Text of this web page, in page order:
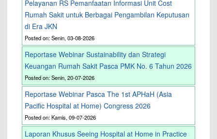
Pelayanan RS Pemanfaatan Informasi Unit Cost
Rumah Sakit untuk Berbagai Pengambilan Keputusan
di Era JKN
Posted on: Senin, 03-08-2026
Reportase Webinar Sustainability dan Strategi
Keuangan Rumah Sakit Pasca PMK No. 6 Tahun 2026
Posted on: Senin, 20-07-2026
Reportase Webinar Pasca The 1st APHaH (Asia
Pacific Hospital at Home) Congress 2026
Posted on: Kamis, 09-07-2026
Laporan Khusus Seeing Hospital at Home in Practice